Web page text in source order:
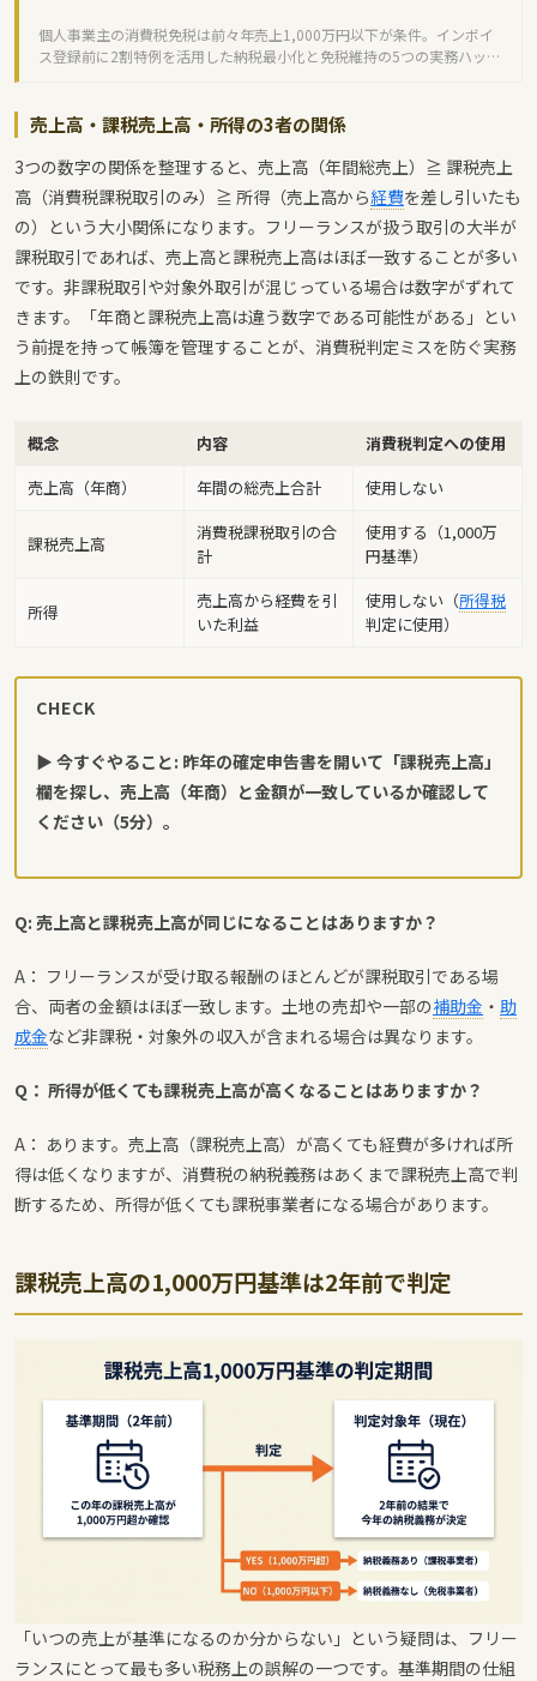
個人事業主の消費税免税は前々年売上1,000万円以下が条件。インボイ
ス登録前に2割特例を活用した納税最小化と免税維持の5つの実務ハック
売上高・課税売上高・所得の3者の関係
3つの数字の関係を整理すると、売上高（年間総売上）≧ 課税売上
高（消費税課税取引のみ）≧ 所得（売上高から経費を差し引いたも
の）という大小関係になります。フリーランスが扱う取引の大半が
課税取引であれば、売上高と課税売上高はほぼ一致することが多い
です。非課税取引や対象外取引が混じっている場合は数字がずれて
きます。「年商と課税売上高は違う数字である可能性がある」とい
う前提を持って帳簿を管理することが、消費税判定ミスを防ぐ実務
上の鉄則です。
概念 内容
消費税判定への使用
売上高（年商）
年間の総売上合計 使用しない
課税売上高
消費税課税取引の合
計
使用する（1,000万
円基準）
所得
売上高から経費を引
いた利益
使用しない（所得税
判定に使用）
CHECK
▶ 今すぐやること: 昨年の確定申告書を開いて「課税売上高」
欄を探し、売上高（年商）と金額が一致しているか確認して
ください（5分）。
Q: 売上高と課税売上高が同じになることはありますか？
A： フリーランスが受け取る報酬のほとんどが課税取引である場
合、両者の金額はほぼ一致します。土地の売却や一部の補助金 ・ 助
成金など非課税・対象外の収入が含まれる場合は異なります。
Q： 所得が低くても課税売上高が高くなることはありますか？
A： あります。売上高（課税売上高）が高くても経費が多ければ所
得は低くなりますが、消費税の納税義務はあくまで課税売上高で判
断するため、所得が低くても課税事業者になる場合があります。
課税売上高の1,000万円基準は2年前で判定
「いつの売上が基準になるのか分からない」という疑問は、フリー
ランスにとって最も多い税務上の誤解の一つです。基準期間の仕組